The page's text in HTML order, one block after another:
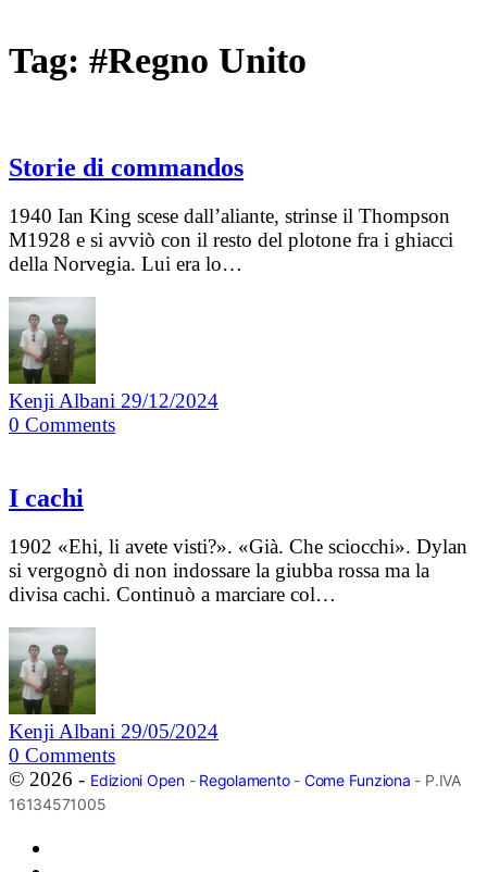
Tag: #Regno Unito
Storie di commandos
1940 Ian King scese dall’aliante, strinse il Thompson
M1928 e si avviò con il resto del plotone fra i ghiacci
della Norvegia. Lui era lo…
Kenji Albani 29/12/2024
0 Comments
I cachi
1902 «Ehi, li avete visti?». «Già. Che sciocchi». Dylan
si vergognò di non indossare la giubba rossa ma la
divisa cachi. Continuò a marciare col…
Kenji Albani 29/05/2024
0 Comments
© 2026 - Edizioni Open- Regolamento- Come Funziona - P.IVA
16134571005